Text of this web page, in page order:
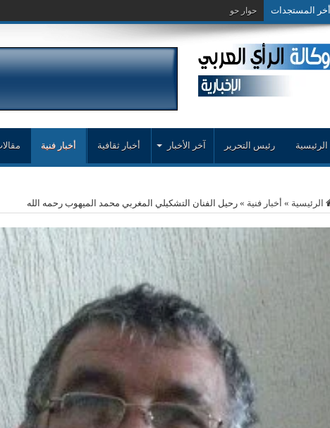
أخر المستجدات حوار حول التجربة النقدية..محمد زغل
الرئيسية رئيس التحرير آخر الأخبار أخبار ثقافية أخبار فنية
الرئيسية » أخبار فنية »رحيل الفنان التشكيلي المغربي محمد الميهوب رحمه الله